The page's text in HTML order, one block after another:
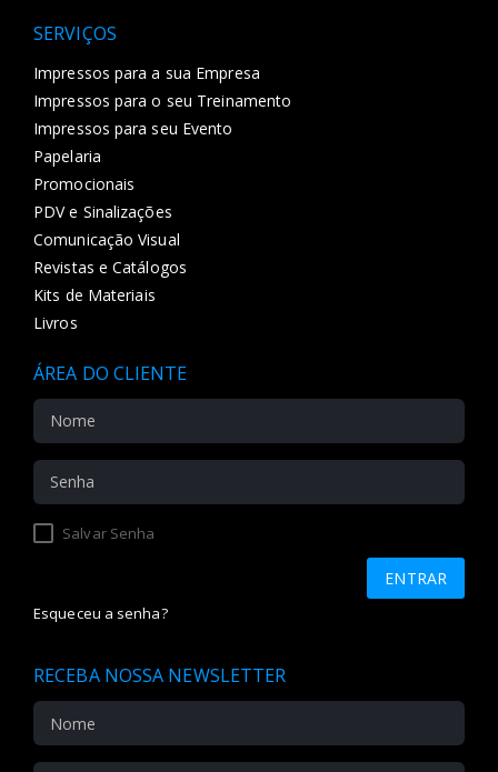
SERVIÇOS
Impressos para a sua Empresa
Impressos para o seu Treinamento
Impressos para seu Evento
Papelaria
Promocionais
PDV e Sinalizações
Comunicação Visual
Revistas e Catálogos
Kits de Materiais
Livros
ÁREA DO CLIENTE
Salvar Senha
Esqueceu a senha?
RECEBA NOSSA NEWSLETTER